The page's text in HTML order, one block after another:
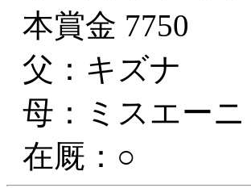
本賞金 7750
父：キズナ
母：ミスエーニ
在厩：○